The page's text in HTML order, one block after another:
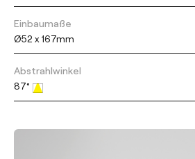
Einbaumaße
Ø52 x 167mm
Abstrahlwinkel
87°